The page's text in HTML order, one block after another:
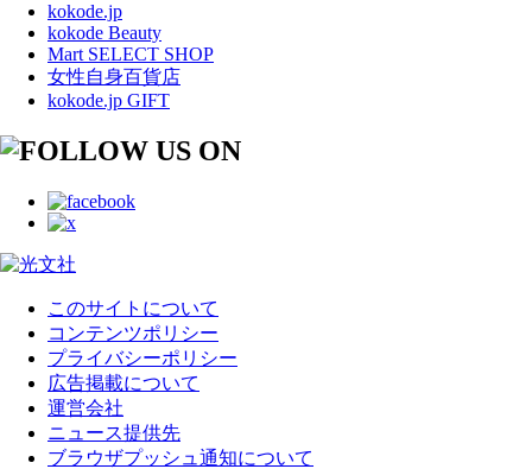
kokode.jp
kokode Beauty
Mart SELECT SHOP
女性自身百貨店
kokode.jp GIFT
このサイトについて
コンテンツポリシー
プライバシーポリシー
広告掲載について
運営会社
ニュース提供先
ブラウザプッシュ通知について